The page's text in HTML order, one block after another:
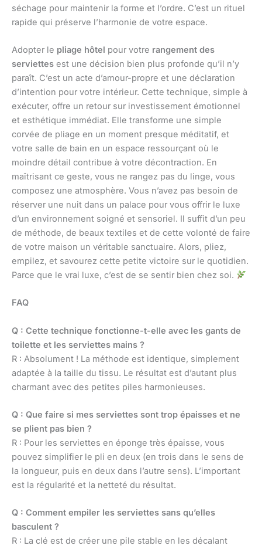
séchage pour maintenir la forme et l’ordre. C’est un rituel
rapide qui préserve l’harmonie de votre espace.
Adopter le pliage hôtel pour votre rangement des
serviettes est une décision bien plus profonde qu’il n’y
paraît. C’est un acte d’amour-propre et une déclaration
d’intention pour votre intérieur. Cette technique, simple à
exécuter, offre un retour sur investissement émotionnel
et esthétique immédiat. Elle transforme une simple
corvée de pliage en un moment presque méditatif, et
votre salle de bain en un espace ressourçant où le
moindre détail contribue à votre décontraction. En
maîtrisant ce geste, vous ne rangez pas du linge, vous
composez une atmosphère. Vous n’avez pas besoin de
réserver une nuit dans un palace pour vous offrir le luxe
d’un environnement soigné et sensoriel. Il suffit d’un peu
de méthode, de beaux textiles et de cette volonté de faire
de votre maison un véritable sanctuaire. Alors, pliez,
empilez, et savourez cette petite victoire sur le quotidien.
Parce que le vrai luxe, c’est de se sentir bien chez soi.
FAQ
Q : Cette technique fonctionne-t-elle avec les gants de
toilette et les serviettes mains ?
R : Absolument ! La méthode est identique, simplement
adaptée à la taille du tissu. Le résultat est d’autant plus
charmant avec des petites piles harmonieuses.
Q : Que faire si mes serviettes sont trop épaisses et ne
se plient pas bien ?
R : Pour les serviettes en éponge très épaisse, vous
pouvez simplifier le pli en deux (en trois dans le sens de
la longueur, puis en deux dans l’autre sens). L’important
est la régularité et la netteté du résultat.
Q : Comment empiler les serviettes sans qu’elles
basculent ?
R : La clé est de créer une pile stable en les décalant